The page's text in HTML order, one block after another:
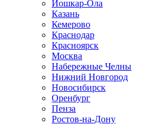
Йошкар-Ола
Казань
Кемерово
Краснодар
Красноярск
Москва
Набережные Челны
Нижний Новгород
Новосибирск
Оренбург
Пенза
Ростов-на-Дону